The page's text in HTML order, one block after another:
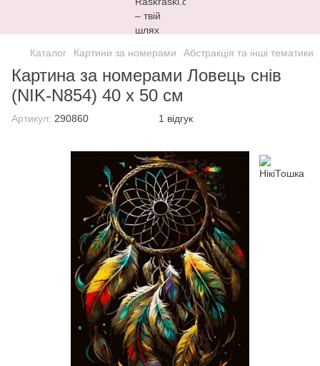
Каталог Картини за номерами Абстракція та інші тематики
Картина за номерами Ловець снів
(NIK-N854) 40 х 50 см
Артикул: 290860 1 відгук